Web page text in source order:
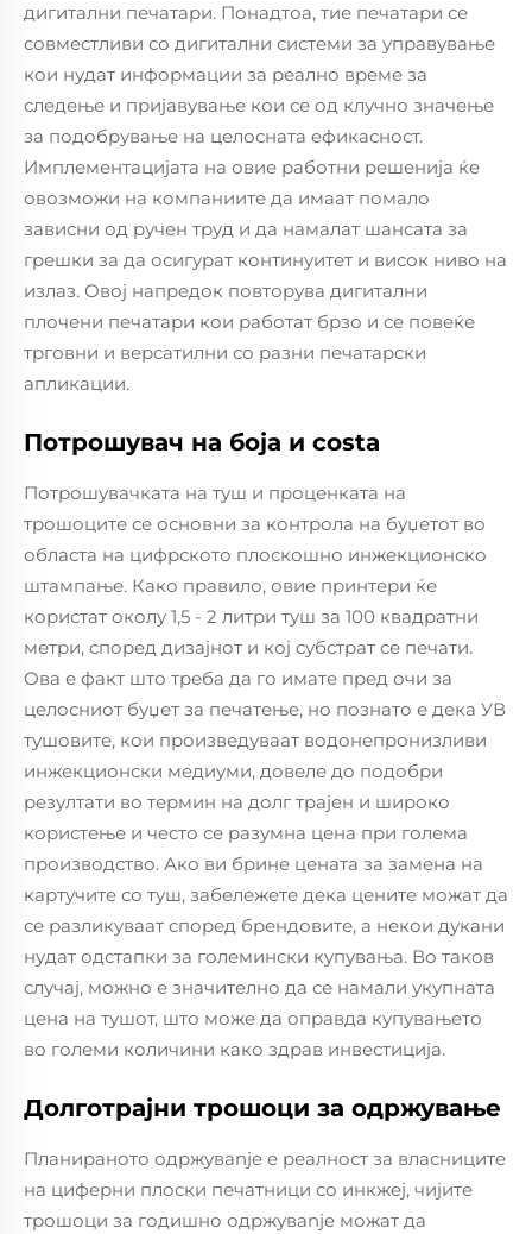
дигитални печатари. Понадтоа, тие печатари се
совместливи со дигитални системи за управување
кои нудат информации за реално време за
следење и пријавување кои се од клучно значење
за подобрување на целосната ефикасност.
Имплементацијата на овие работни решенија ќе
овозможи на компаниите да имаат помало
зависни од ручен труд и да намалат шансата за
грешки за да осигурат континуитет и висок ниво на
излаз. Овој напредок повторува дигитални
плочени печатари кои работат брзо и се повеќе
трговни и версатилни со разни печатарски
апликации.
Потрошувач на боја и costa
Потрошувачката на туш и проценката на
трошоците се основни за контрола на буџетот во
областа на цифрското плоскошно инжекционско
штампање. Како правило, овие принтери ќе
користат околу 1,5 - 2 литри туш за 100 квадратни
метри, според дизајнот и кој субстрат се печати.
Ова е факт што треба да го имате пред очи за
целосниот буџет за печатење, но познато е дека УВ
тушовите, кои произведуваат водонепронизливи
инжекционски медиуми, довеле до подобри
резултати во термин на долг трajeн и широко
користење и често се разумна цена при голема
производство. Ако ви брине цената за замена на
картучите со туш, забележете дека цените можат да
се разликуваат според брендовите, а некои дукани
нудат одстапки за големински купувања. Во таков
случај, можно е значително да се намали укупната
цена на тушот, што може да оправда купувањето
во големи количини како здрав инвестиција.
Долготрајни трошоци за одржување
Планираното одржувanje е реалност за власниците
на циферни плоски печатници со инкжеј, чијите
трошоци за годишно одржувanje можат да